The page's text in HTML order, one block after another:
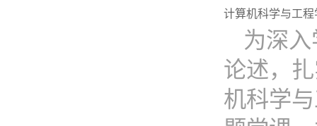
计算机科学与工
为深
论述，
机科学